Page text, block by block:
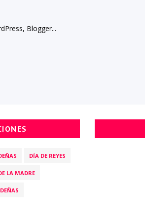
DÍA DE REYES
LA MADRE